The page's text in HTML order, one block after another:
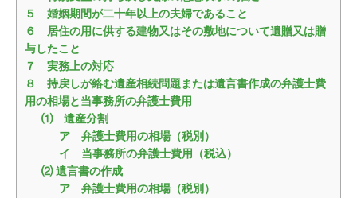
５ 婚姻期間が二十年以上の夫婦であること
６ 居住の用に供する建物又はその敷地について遺贈又は贈
与したこと
７ 実務上の対応
８ 持戻しが絡む遺産相続問題または遺言書作成の弁護士費
用の相場と当事務所の弁護士費用
⑴ 遺産分割
ア 弁護士費用の相場（税別）
イ 当事務所の弁護士費用（税込）
⑵ 遺言書の作成
ア 弁護士費用の相場（税別）